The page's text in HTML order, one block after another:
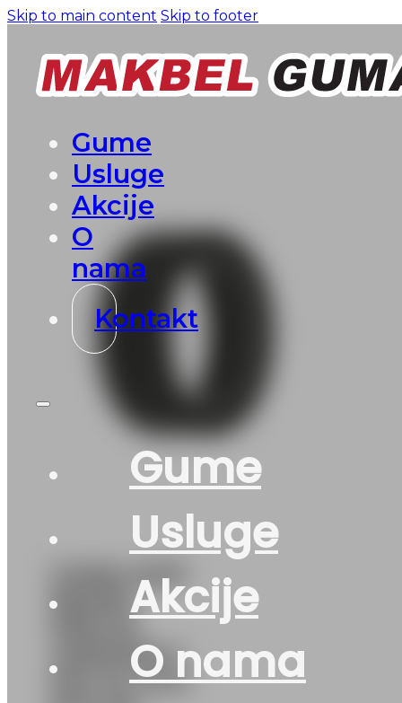
Skip to main content Skip to footer
Gume
Usluge
Akcije
O
nama
Kontakt
Gume
Usluge
Akcije
O nama
GUMA AS/P
NEXEN
4SEASON 2
94V XL M+S